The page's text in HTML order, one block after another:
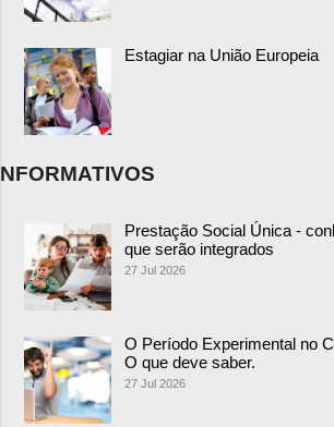
Estagiar na União Europeia
NFORMATIVOS
Prestação Social Única -
que serão integrados
27 Jul 2026
O Período Experimental no
O que deve saber.
27 Jul 2026